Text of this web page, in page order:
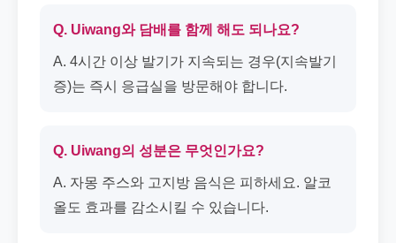
Q. Uiwang와 담배를 함께 해도 되나요?
A. 4시간 이상 발기가 지속되는 경우(지속발기
증)는 즉시 응급실을 방문해야 합니다.
Q. Uiwang의 성분은 무엇인가요?
A. 자몽 주스와 고지방 음식은 피하세요. 알코
올도 효과를 감소시킬 수 있습니다.